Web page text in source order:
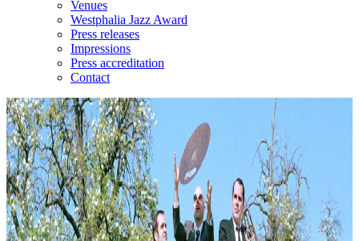
Venues
Westphalia Jazz Award
Press releases
Impressions
Press accreditation
Contact